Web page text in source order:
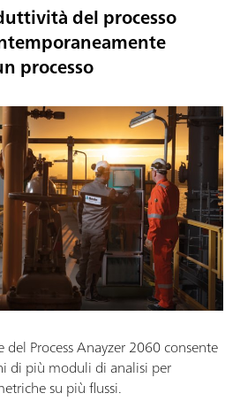
del processo
processo
Process Anayzer 2060 consente
di più moduli di analisi per
su più flussi.